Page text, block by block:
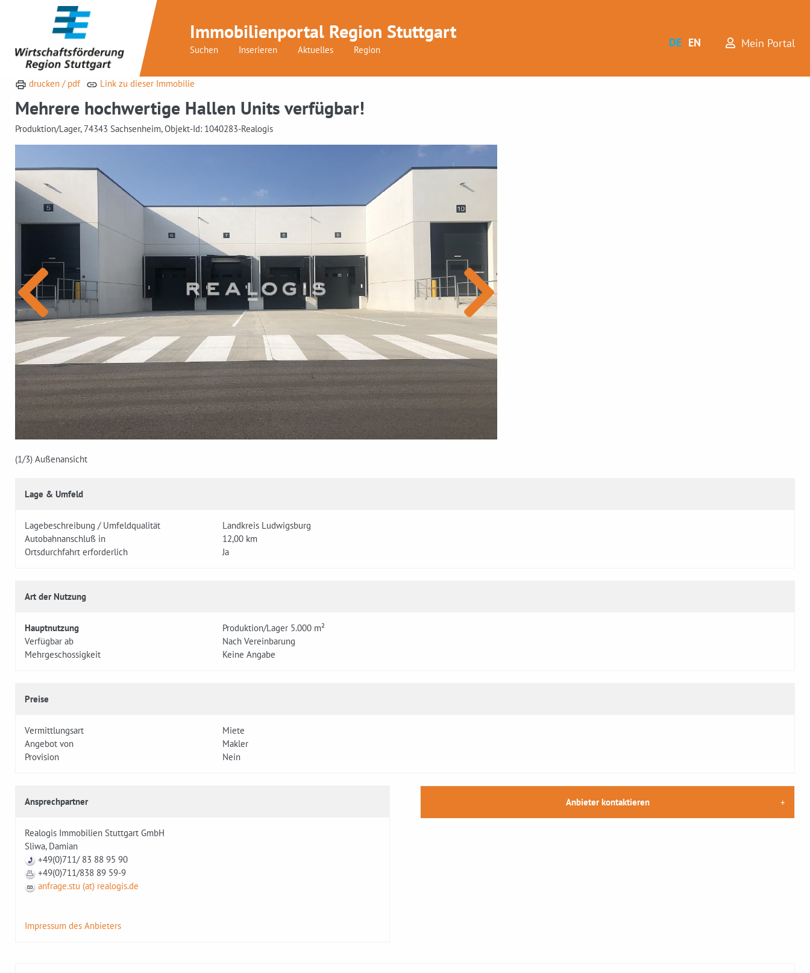
Immobilienportal Region Stuttgart
Suchen Inserieren Aktuelles Region
DE EN Mein Portal
drucken / pdf Link zu dieser Immobilie
Mehrere hochwertige Hallen Units verfügbar!
Produktion/Lager, 74343 Sachsenheim, Objekt-Id: 1040283-Realogis
(1/3) Außenansicht
Lage & Umfeld
Lagebeschreibung / Umfeldqualität
Landkreis Ludwigsburg
Autobahnanschluß in
12,00 km
Ortsdurchfahrt erforderlich
Ja
Art der Nutzung
Hauptnutzung
Produktion/Lager 5.000 m²
Verfügbar ab
Nach Vereinbarung
Mehrgeschossigkeit
Keine Angabe
Preise
Vermittlungsart
Miete
Angebot von
Makler
Provision
Nein
Ansprechpartner
Realogis Immobilien Stuttgart GmbH
Sliwa, Damian
+49(0)711/ 83 88 95 90
+49(0)711/838 89 59-9
anfrage.stu (at) realogis.de
Impressum des Anbieters
Anbieter kontaktieren